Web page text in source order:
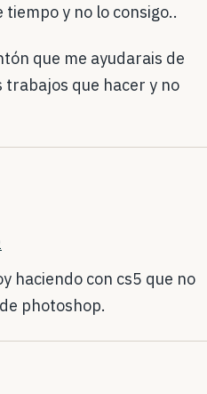
y no lo consigo..
que me ayudarais de
que hacer y no
haciendo con cs5 que no
photoshop.